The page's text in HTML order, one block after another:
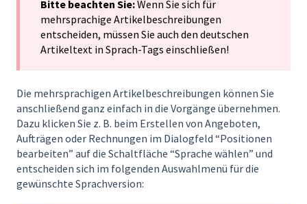
Bitte beachten Sie:Wenn Sie sich für
mehrsprachige Artikelbeschreibungen
entscheiden, müssen Sie auch den deutschen
Artikeltext in Sprach-Tags einschließen!
Die mehrsprachigen Artikelbeschreibungen können Sie
anschließend ganz einfach in die Vorgänge übernehmen.
Dazu klicken Sie z. B. beim Erstellen von Angeboten,
Aufträgen oder Rechnungen im Dialogfeld “Positionen
bearbeiten” auf die Schaltfläche “Sprache wählen” und
entscheiden sich im folgenden Auswahlmenü für die
gewünschte Sprachversion: